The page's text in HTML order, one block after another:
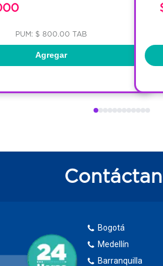
PUM: $ 800.00 TAB
Agregar
Bogotá
Medellín
Barranquilla